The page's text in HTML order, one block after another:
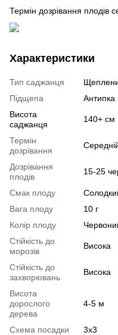
Термін дозрівання плодів
Характеристики
Тип саджанця
Підщепа
Антипка
Висота
саджанця
140+ см
Термін
дозрівання
Дозрівання
плодів
15-25
Смак плоду
Вага плоду
10 г
Колір плоду
Стійкість до
морозів
Висока
Стійкість до
захворювань
Висока
Висота
дорослого
дерева
4-5 м
Схема посадки
3х3